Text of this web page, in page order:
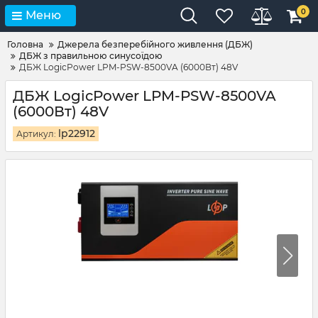
Меню 0
Головна
Джерела безперебійного живлення (ДБЖ)
ДБЖ з правильною синусоїдою
ДБЖ LogicPower LPM-PSW-8500VA (6000Вт) 48V
ДБЖ LogicPower LPM-PSW-8500VA
(6000Вт) 48V
Артикул: lp22912